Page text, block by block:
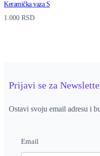
Keramička vaza S
1.000 RSD
Prijavi se za
Ostavi svoju email adresu i
Email